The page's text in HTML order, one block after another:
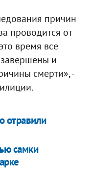
причин
проводится от
время все
и
смерти», -
отравили
самки